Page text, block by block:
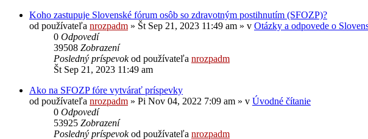
Koho zastupuje Slovenské fórum osôb so zdravotným postihnutím (SFOZP)?
od používateľa nrozpadm » Št Sep 21, 2023 11:49 am » v Otázky a odpovede o
0 Odpovedí
39508 Zobrazení
Posledný príspevokod používateľa nrozpadm
Št Sep 21, 2023 11:49 am
Ako na SFOZP fóre vytvárať príspevky
od používateľa nrozpadm » Pi Nov 04, 2022 7:09 am » v Úvodné čítanie
0 Odpovedí
53925 Zobrazení
Posledný príspevokod používateľa nrozpadm